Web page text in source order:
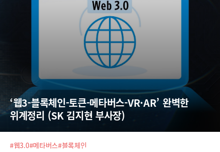
‘웹3-블록체인-토큰-메타버스-VR·AR’ 완벽한
위계정리 (SK 김지현 부사장)
#웹3.0#메타버스#블록체인